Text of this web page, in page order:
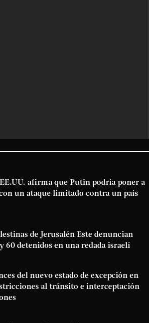
afirma que Putin podría poner a
un ataque limitado contra un país
de Jerusalén Este denuncian
60 detenidos en una redada israelí
del nuevo estado de excepción en
al tránsito e interceptación